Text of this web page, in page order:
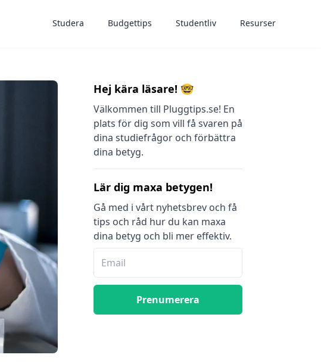
Studera Budgettips Studentliv Resurser
Hej kära läsare! 🤓
Välkommen till Pluggtips.se! En
plats för dig som vill få svaren på
dina studiefrågor och förbättra
dina betyg.
Lär dig maxa betygen!
Gå med i vårt nyhetsbrev och få
tips och råd hur du kan maxa
dina betyg och bli mer effektiv.
Prenumerera